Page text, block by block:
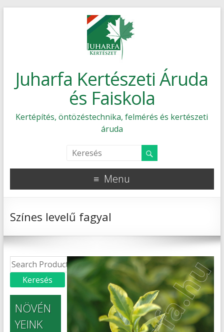
Juharfa Kertészeti Áruda
és Faiskola
Kertépítés, öntözéstechnika, felmérés és kertészeti
áruda
Menu
Színes levelű fagyal
NÖVÉN
YEINK